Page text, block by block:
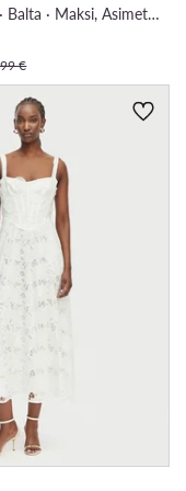
Vakarinė suknelė · Balta · Maksi, Asimetriškas
€